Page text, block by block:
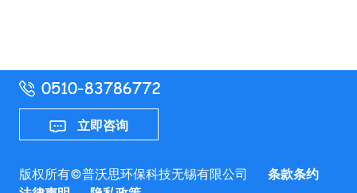
立即咨询
版权所有©普沃思环保科技无锡有限公司 条款条约